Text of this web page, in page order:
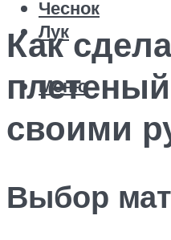
Чеснок
Лук
Меню
Как
своими
Выбор